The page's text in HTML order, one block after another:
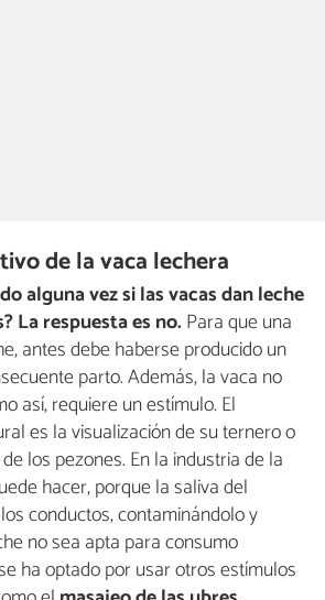
de la vaca lechera
alguna vez si las vacas dan leche
La respuesta es no.Para que una
antes debe haberse producido un
parto. Además, la vaca no
así, requiere un estímulo. El
es la visualización de su ternero o
los pezones. En la industria de la
hacer, porque la saliva del
conductos, contaminándolo y
no sea apta para consumo
ha optado por usar otros estímulos